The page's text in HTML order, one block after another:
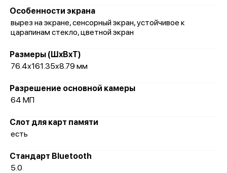
Особенности экрана
вырез на экране, сенсорный экран, устойчивое к
царапинам стекло, цветной экран
Размеры (ШxВxТ)
76.4x161.35x8.79 мм
Разрешение основной камеры
64 МП
Слот для карт памяти
есть
Стандарт Bluetooth
5.0